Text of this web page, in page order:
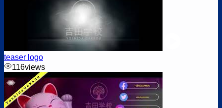
Job Pertanian – Prefektur Miyazaki (UDP)
teaser logo
116views